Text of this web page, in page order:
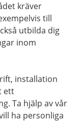
kräver
till
utbilda dig
inom
installation
ett
Ta hjälp av vår
ha personliga